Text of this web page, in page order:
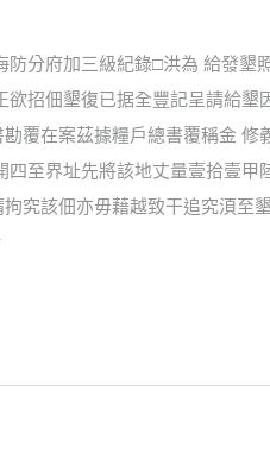
分府加三級紀錄□洪為 給發
招佃墾復已据全豐記呈請給
覆在案茲據糧戶總書覆稱金
至界址先將該地丈量壹拾壹
究該佃亦毋藉越致干追究湏